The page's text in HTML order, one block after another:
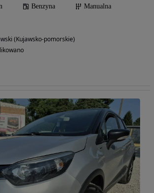
Benzyna
Manualna
(Kujawsko-pomorskie)